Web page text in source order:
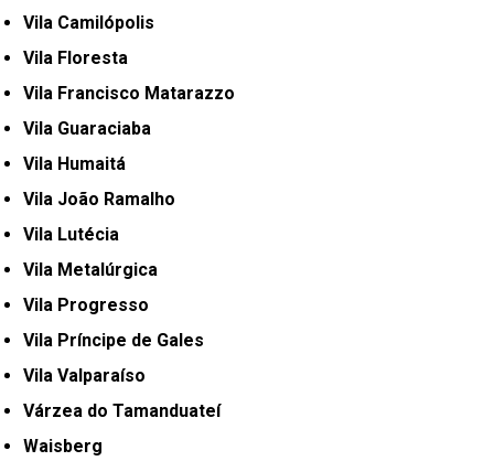
Vila Camilópolis
Vila Floresta
Vila Francisco Matarazzo
Vila Guaraciaba
Vila Humaitá
Vila João Ramalho
Vila Lutécia
Vila Metalúrgica
Vila Progresso
Vila Príncipe de Gales
Vila Valparaíso
Várzea do Tamanduateí
Waisberg